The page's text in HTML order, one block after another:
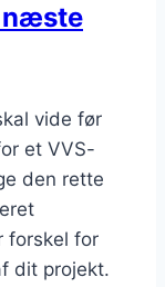
næste
vide før
et VVS-
den rette
forskel for
dit projekt.